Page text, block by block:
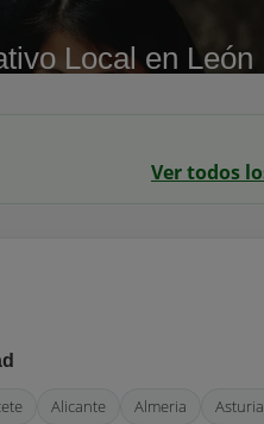
Local en León
Ver todos
Alicante Almeria